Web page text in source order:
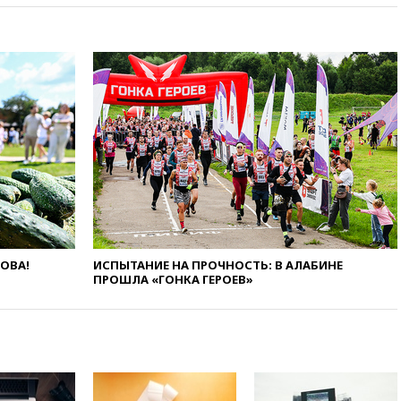
10:57Оверчук заявил о
сокращении товарооборота
России и Армении на две
трети
10:54Президент ФИФА
Джанни Инфантино сумел
сохранить пост
10:38Роскачество нашло
кишечную палочку в бургерах
пяти популярных сетей
фастфуда
10:19СКР рассматривает три
ИСПЫТАНИЕ НА ПРОЧНОСТЬ: В АЛАБИНЕ
ПРОШЛА «ГОНКА ГЕРОЕВ»